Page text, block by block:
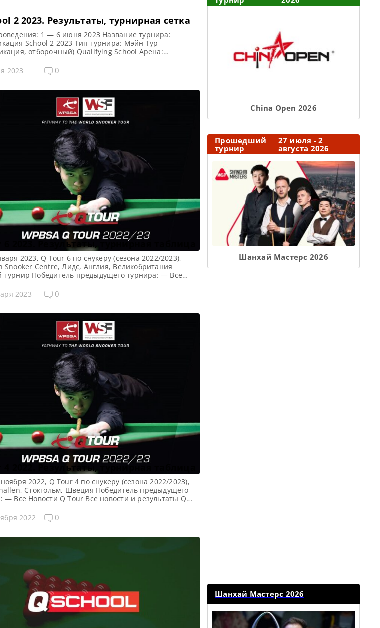
2 2023. Результаты, турнирная сетка
1 — 6 июня 2023 Название турнира:
School 2 2023 Тип турнира: Мэйн Тур
отборочный) Qualifying School Арена:
Лестер, Англия, Великобритания Победитель
турнира: — Все новости и результаты Q School
2023 0
6 2023. Результаты, турнирная таблица
2023, Q Tour 6 по снукеру (сезона 2022/2023),
Snooker Centre, Лидс, Англия, Великобритания
турнир Победитель предыдущего турнира: — Все
Q Tour 6 (2022/2023) . Турнирная сетка Q Tour 6
1/16 финала 1/8 финала 1/4 […]
2023 0
4 2022. Результаты, турнирная таблица
2022, Q Tour 4 по снукеру (сезона 2022/2023),
Стокгольм, Швеция Победитель предыдущего
— Все Новости Q Tour Все новости и результаты Q
сетка Q Tour 4 2022-2023 по снукеру: 1/16 финала
1/4 финала 1/2 финала Финал 5 фреймов […]
2022 0
Сhina Open 2026
Прошедший
турнир
27 июля - 2
августа 2026
Шанхай Мастерс 2026
Шанхай Мастерс 2026